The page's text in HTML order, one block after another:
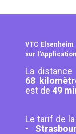
VTC
sur
La distance
68
est de 49
Le tarif de
-